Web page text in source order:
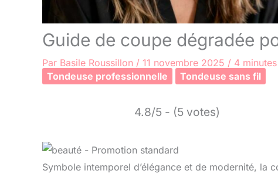
Guide de coupe dégradée
Par Basile Roussillon / 11 novembre 2025 / 4
Tondeuse professionnelle
Tondeuse sans fil
4.8/5 - (5 votes)
Symbole intemporel d’élégance et de modernité, la